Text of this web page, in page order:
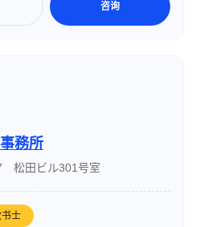
咨询
務所
松田ビル301号室
士